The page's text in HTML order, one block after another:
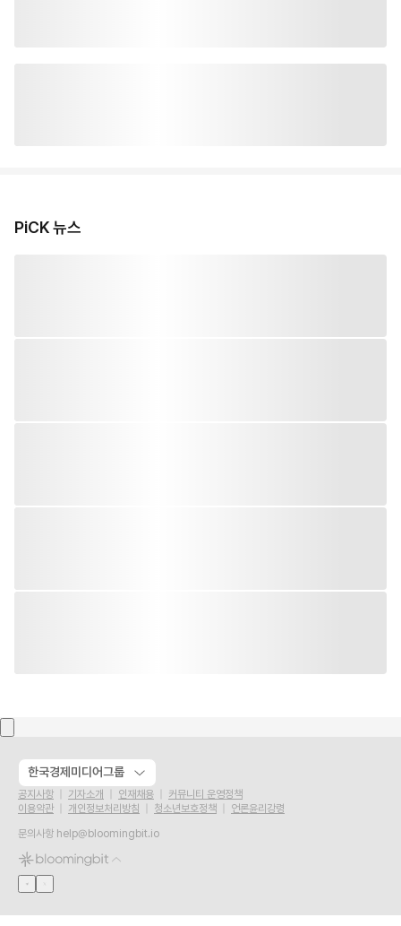
PiCK 뉴스
한국경제미디어그룹
공지사항 기자소개 인재채용
커뮤니티 운영정책
이용약관
개인정보처리방침 청소년보호정책
언론윤리강령
문의사항 help@bloomingbit.io